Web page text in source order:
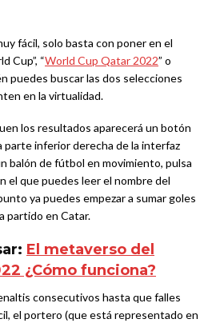
fácil, solo basta con poner en el
Cup”, “World Cup Qatar 2022” o
puedes buscar las dos selecciones
en la virtualidad.
los resultados aparecerá un botón
parte inferior derecha de la interfaz
balón de fútbol en movimiento, pulsa
el que puedes leer el nombre del
ya puedes empezar a sumar goles
partido en Catar.
El metaverso del
¿Cómo funciona?
consecutivos hasta que falles
el portero (que está representado en